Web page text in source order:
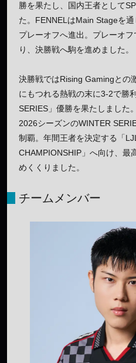
勝を果たし、国内王者として
た。FENNELはMain Stageを通
プレーオフへ進出。プレーオ
り、決勝戦へ駒を進めました。
決勝戦ではRising Gamingとの
にもつれる熱戦の末に3-2で勝
SERIES」優勝を果たしました
2026シーズンのWINTER
制覇。年間王者を決定する「
CHAMPIONSHIP」へ向け、最
めくくりました。
チームメンバー